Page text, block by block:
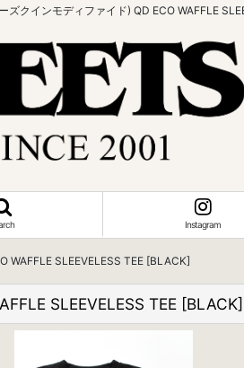
クインモディファイド) QD ECO WAFFLE
Instagram
WAFFLE SLEEVELESS TEE [BLACK]
SLEEVELESS TEE [BLACK]